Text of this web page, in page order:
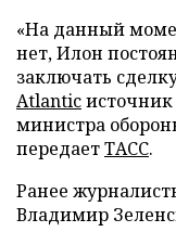
«На данный
нет, Илон
заключать
Atlantic
министра
передаетТАСС.
Ранее
Владимир